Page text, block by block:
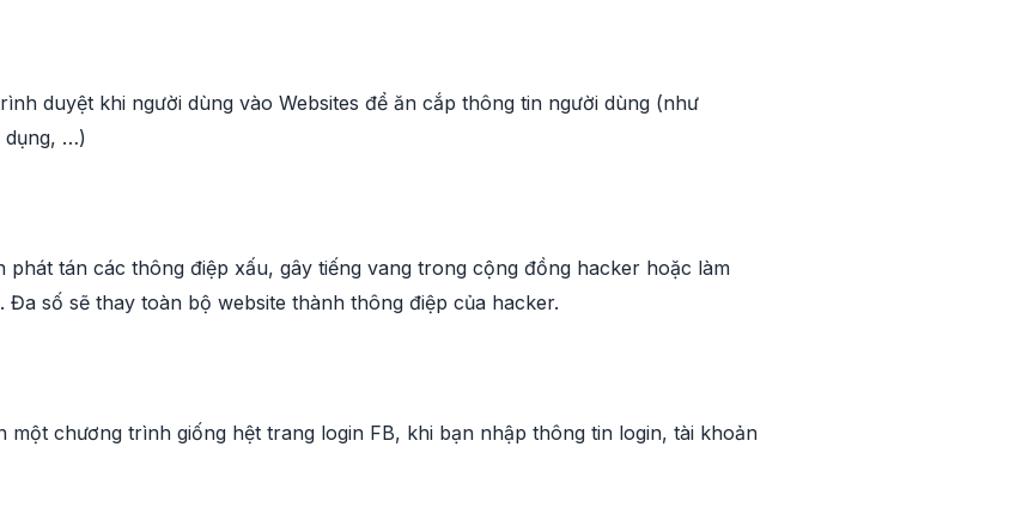
duyệt khi người dùng vào Websites để ăn cắp thông tin người dùng (như
dụng, …)
tán các thông điệp xấu, gây tiếng vang trong cộng đồng hacker hoặc làm
Đa số sẽ thay toàn bộ website thành thông điệp của hacker.
chương trình giống hệt trang login FB, khi bạn nhập thông tin login, tài khoản